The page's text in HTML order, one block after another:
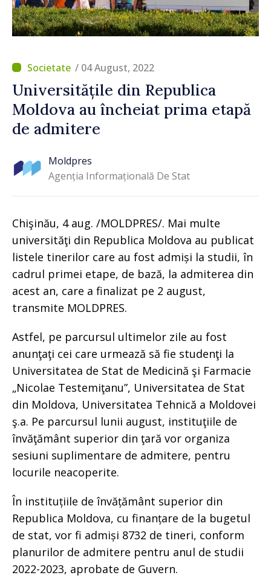
/ 04 August, 2022
Universitățile din Republica
Moldova au încheiat prima etapă
de admitere
Moldpres
Agenția Informațională De Stat
Chişinău, 4 aug. /MOLDPRES/. Mai multe
universităţi din Republica Moldova au publicat
listele tinerilor care au fost admiși la studii, în
cadrul primei etape, de bază, la admiterea din
acest an, care a finalizat pe 2 august,
transmite MOLDPRES.
Astfel, pe parcursul ultimelor zile au fost
anunţaţi cei care urmează să fie studenţi la
Universitatea de Stat de Medicină şi Farmacie
„Nicolae Testemiţanu”, Universitatea de Stat
din Moldova, Universitatea Tehnică a Moldovei
ş.a. Pe parcursul lunii august, instituţiile de
învăţământ superior din ţară vor organiza
sesiuni suplimentare de admitere, pentru
locurile neacoperite.
În instituțiile de învățământ superior din
Republica Moldova, cu finanțare de la bugetul
de stat, vor fi admiși 8732 de tineri, conform
planurilor de admitere pentru anul de studii
2022-2023, aprobate de Guvern.